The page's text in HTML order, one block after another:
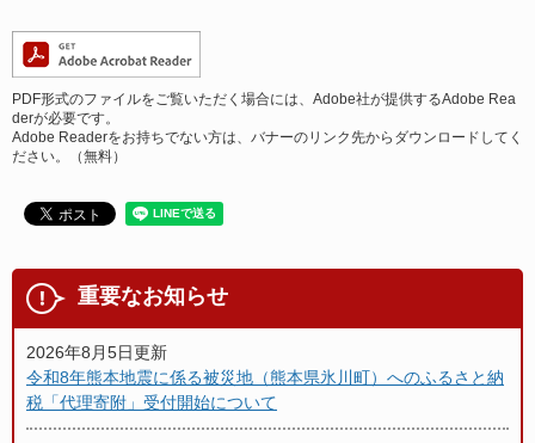
PDF形式のファイルをご覧いただく場合には、Adobe社が提供するAdobe Rea
derが必要です。
Adobe Readerをお持ちでない方は、バナーのリンク先からダウンロードしてく
ださい。（無料）
重要なお知らせ
2026年8月5日更新
令和8年熊本地震に係る被災地（熊本県氷川町）へのふるさと納
税「代理寄附」受付開始について